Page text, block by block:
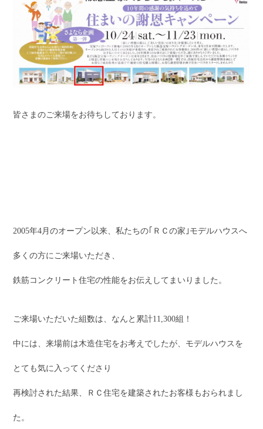
皆さまのご来場をお待ちしております。
2005年4月のオープン以来、私たちの｢ＲＣの家｣モデルハウスへ
多くの方にご来場いただき、
鉄筋コンクリート住宅の性能をお伝えしてまいりました。
ご来場いただいた組数は、なんと累計11,300組！
中には、来場前は木造住宅をお考えでしたが、モデルハウスを
とても気に入ってくださり
再検討された結果、ＲＣ住宅を建築されたお客様もおられまし
た。